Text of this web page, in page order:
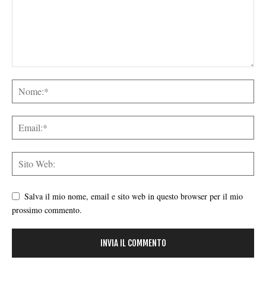
Salva il mio nome, email e sito web in questo browser per il mio
prossimo commento.